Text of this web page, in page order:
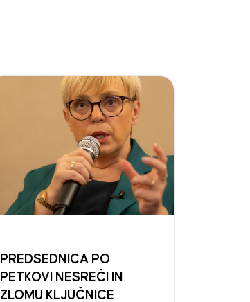
PREDSEDNICA PO
PETKOVI NESREČI IN
ZLOMU KLJUČNICE